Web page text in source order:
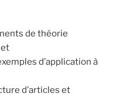
de théorie
d’application à
d’articles et